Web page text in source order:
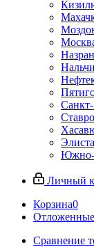
Элиста
Южно-
Личный
Корзина0
Отложенные
Сравнение